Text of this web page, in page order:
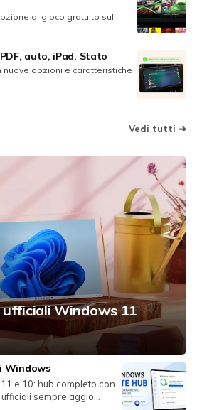
di gioco gratuito sul
auto, iPad, Stato
opzioni e caratteristiche
Vedi tutti ➔
Windows 11
Windows
e 10: hub completo con
sempre aggio...